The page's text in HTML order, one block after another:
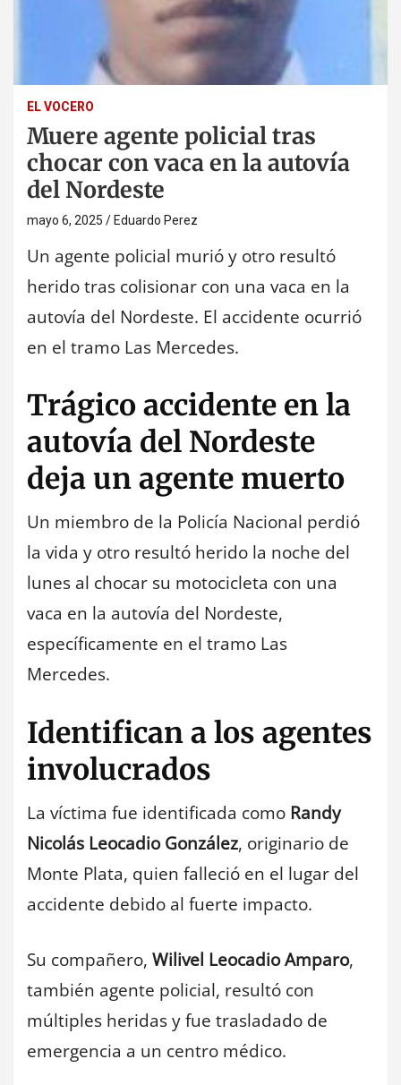
EL VOCERO
Muere agente policial tras
chocar con vaca en la autovía
del Nordeste
mayo 6, 2025 Eduardo Perez
Un agente policial murió y otro resultó
herido tras colisionar con una vaca en la
autovía del Nordeste. El accidente ocurrió
en el tramo Las Mercedes.
Trágico accidente en la
autovía del Nordeste
deja un agente muerto
Un miembro de la Policía Nacional perdió
la vida y otro resultó herido la noche del
lunes al chocar su motocicleta con una
vaca en la autovía del Nordeste,
específicamente en el tramo Las
Mercedes.
Identifican a los agentes
involucrados
La víctima fue identificada como Randy
Nicolás Leocadio González, originario de
Monte Plata, quien falleció en el lugar del
accidente debido al fuerte impacto.
Su compañero, Wilivel Leocadio Amparo,
también agente policial, resultó con
múltiples heridas y fue trasladado de
emergencia a un centro médico.